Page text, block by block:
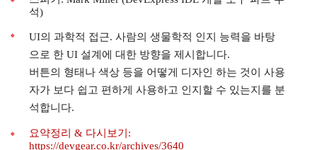
석)
UI의 과학적 접근. 사람의 생물학적 인지 능력을 바탕
으로 한 UI 설계에 대한 방향을 제시합니다.
버튼의 형태나 색상 등을 어떻게 디자인 하는 것이 사용
자가 보다 쉽고 편하게 사용하고 인지할 수 있는지를 분
석합니다.
요약정리 & 다시보기:
https://devgear.co.kr/archives/3640